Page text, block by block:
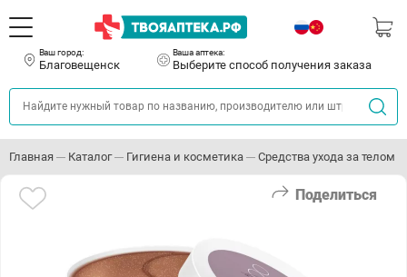
Ваш город:
Благовещенск
Ваша аптека:
Выберите способ получения заказа
Главная Каталог Гигиена и косметика Средства ухода за телом
Поделиться